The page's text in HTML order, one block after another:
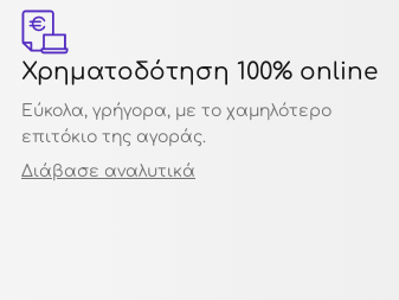
Χρηματοδότηση 100% online
Εύκολα, γρήγορα, με το χαμηλότερο
επιτόκιο της αγοράς.
Διάβασε αναλυτικά